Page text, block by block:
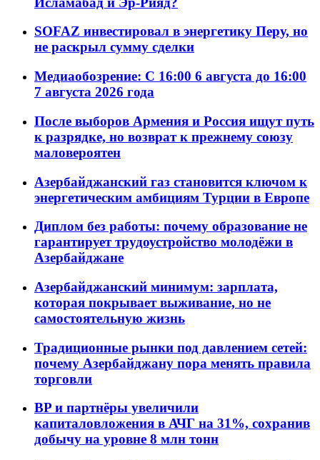
SOFAZ инвестировал в энергетику Перу, но
не раскрыл сумму сделки
Медиаобозрение: С 16:00 6 августа до 16:00
7 августа 2026 года
После выборов Армения и Россия ищут путь
к разрядке, но возврат к прежнему союзу
маловероятен
Азербайджанский газ становится ключом к
энергетическим амбициям Турции в Европе
Диплом без работы: почему образование не
гарантирует трудоустройство молодёжи в
Азербайджане
Азербайджанский минимум: зарплата,
которая покрывает выживание, но не
самостоятельную жизнь
Традиционные рынки под давлением сетей:
почему Азербайджану пора менять правила
торговли
BP и партнёры увеличили
капиталовложения в АЧГ на 31%, сохранив
добычу на уровне 8 млн тонн